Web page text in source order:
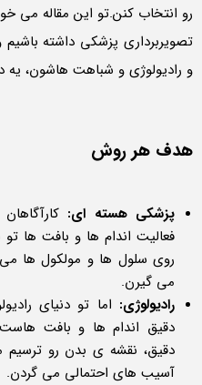
رو انتخاب کنن.تو این مقاله می
تصویربرداری پزشکی داشته
و رادیولوژی و شباهت هاشون، یه
هدف هر روش
پزشکی هسته ای:
فعالیت اندام ها و بافت ها
روی سلول ها و مولکول ها
می گیرن.
رادیولوژی: اما تو دنیای
دقیق اندام ها و بافت
دقیق، نقشه ی بدن رو ترسیم
آسیب های احتمالی می گردن.